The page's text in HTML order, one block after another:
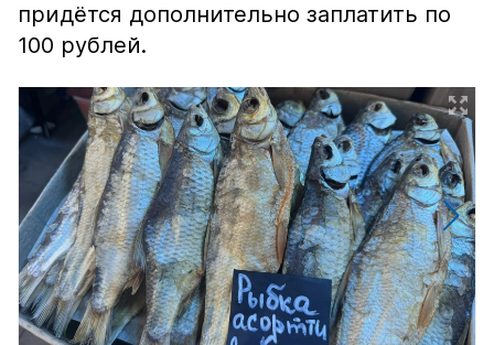
придётся дополнительно заплатить по
100 рублей.